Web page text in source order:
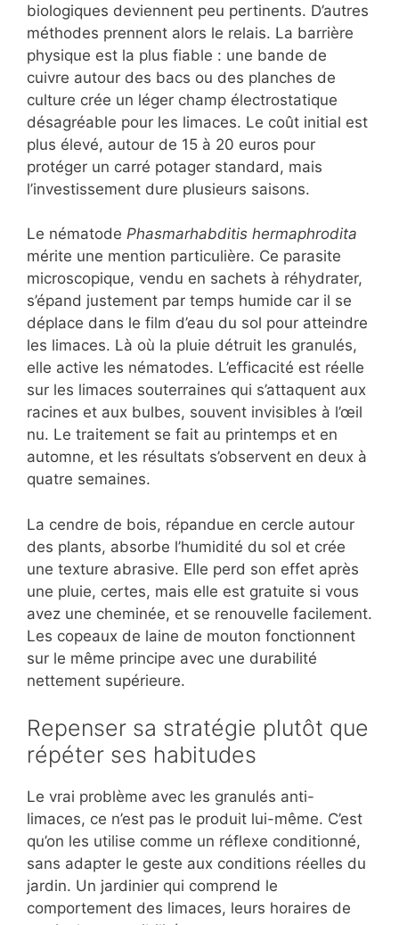
biologiques deviennent peu pertinents. D’autres
méthodes prennent alors le relais. La barrière
physique est la plus fiable : une bande de
cuivre autour des bacs ou des planches de
culture crée un léger champ électrostatique
désagréable pour les limaces. Le coût initial est
plus élevé, autour de 15 à 20 euros pour
protéger un carré potager standard, mais
l’investissement dure plusieurs saisons.
Le nématode Phasmarhabditis hermaphrodita
mérite une mention particulière. Ce parasite
microscopique, vendu en sachets à réhydrater,
s’épand justement par temps humide car il se
déplace dans le film d’eau du sol pour atteindre
les limaces. Là où la pluie détruit les granulés,
elle active les nématodes. L’efficacité est réelle
sur les limaces souterraines qui s’attaquent aux
racines et aux bulbes, souvent invisibles à l’œil
nu. Le traitement se fait au printemps et en
automne, et les résultats s’observent en deux à
quatre semaines.
La cendre de bois, répandue en cercle autour
des plants, absorbe l’humidité du sol et crée
une texture abrasive. Elle perd son effet après
une pluie, certes, mais elle est gratuite si vous
avez une cheminée, et se renouvelle facilement.
Les copeaux de laine de mouton fonctionnent
sur le même principe avec une durabilité
nettement supérieure.
Repenser sa stratégie plutôt que
répéter ses habitudes
Le vrai problème avec les granulés anti-
limaces, ce n’est pas le produit lui-même. C’est
qu’on les utilise comme un réflexe conditionné,
sans adapter le geste aux conditions réelles du
jardin. Un jardinier qui comprend le
comportement des limaces, leurs horaires de